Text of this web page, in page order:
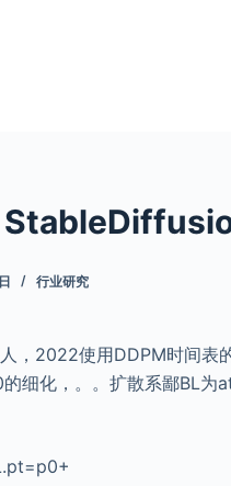
行业研究
，2022使用DDPM时间
细化，。。扩散系鄙BL为